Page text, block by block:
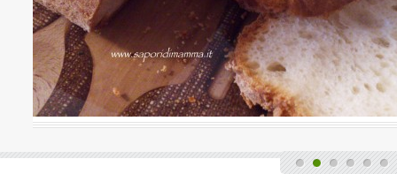
Oggi è domenica, quindi finita la fatica del lavoro settimanale
e delle faccende di casa, mi dedico alla mia grande passione.
Volevo preparare un panbrioche salutare per la ...
Gusta...